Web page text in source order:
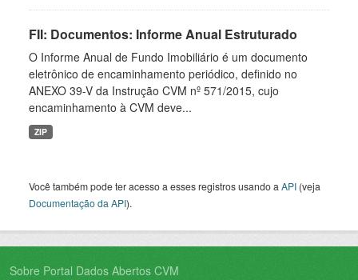
FII: Documentos: Informe Anual Estruturado
O Informe Anual de Fundo Imobiliário é um documento
eletrônico de encaminhamento periódico, definido no
ANEXO 39-V da Instrução CVM nº 571/2015, cujo
encaminhamento à CVM deve...
ZIP
Você também pode ter acesso a esses registros usando a API (veja
Documentação da API).
Sobre Portal Dados Abertos CVM